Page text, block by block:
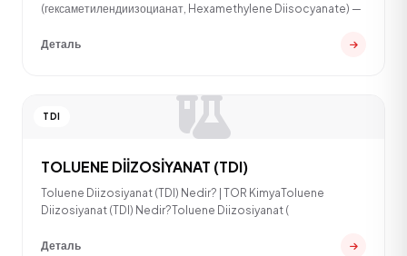
(гексаметилендиизоцианат, Hexamethylene Diisocyanate) —
Деталь
TDI
TOLUENE DİİZOSİYANAT (TDI)
Toluene Diizosiyanat (TDI) Nedir? | TOR KimyaToluene
Diizosiyanat (TDI) Nedir?Toluene Diizosiyanat (
Деталь